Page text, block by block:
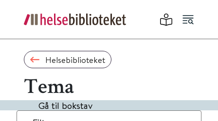
Helsebiblioteket
Tema
Gå til bokstav